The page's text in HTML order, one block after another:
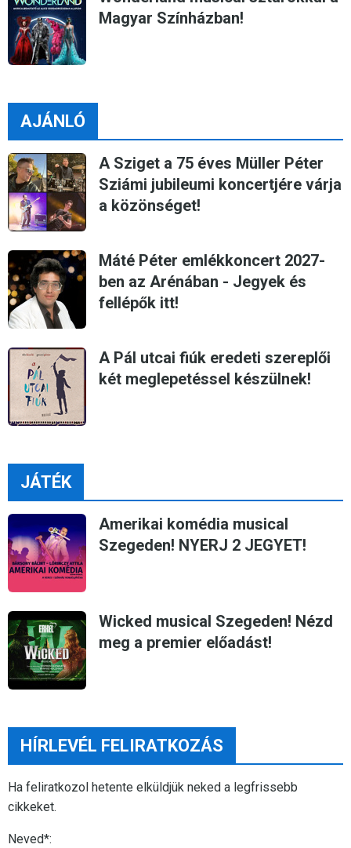
Magyar Színházban!
AJÁNLÓ
A Sziget a 75 éves Müller Péter
Sziámi jubileumi koncertjére várja
a közönséget!
Máté Péter emlékkoncert 2027-
ben az Arénában - Jegyek és
fellépők itt!
A Pál utcai fiúk eredeti szereplői
két meglepetéssel készülnek!
JÁTÉK
Amerikai komédia musical
Szegeden! NYERJ 2 JEGYET!
Wicked musical Szegeden! Nézd
meg a premier előadást!
HÍRLEVÉL FELIRATKOZÁS
Ha feliratkozol hetente elküldjük neked a legfrissebb
cikkeket.
Neved*: